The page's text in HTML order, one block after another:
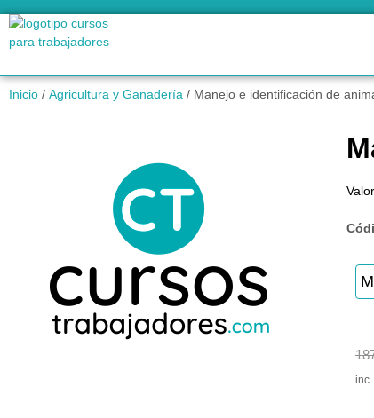
Inicio / Agricultura y Ganadería / Manejo e identificación de
inc.